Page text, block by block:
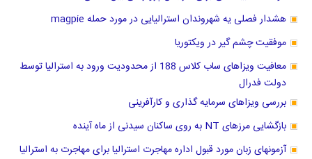
هشدار فصلی یه شهروندان استرالیایی در مورد حمله magpie
موفقیت چشم گیر در ویکتوریا
معافیت ویزاهای ساب کلاس 188 از محدودیت ورود به استرالیا توسط
دولت فدرال
بررسی ویزاهای سرمایه گذاری و کارآفرینی
بازگشایی مرزهای NT به روی ساکنان سیدنی از ماه آینده
آزمونهای زبان مورد قبول اداره مهاجرت استرالیا برای مهاجرت به استرالیا